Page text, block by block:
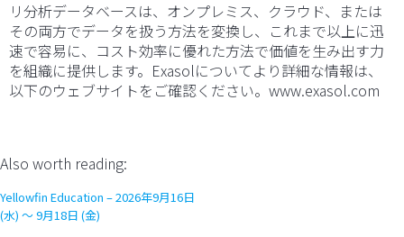
リ分析データベースは、オンプレミス、クラウド、または
その両方でデータを扱う方法を変換し、これまで以上に迅
速で容易に、コスト効率に優れた方法で価値を生み出す力
を組織に提供します。Exasolについてより詳細な情報は、
以下のウェブサイトをご確認ください。www.exasol.com
Also worth reading:
Yellowfin Education – 2026年9月16日
(水) 〜 9月18日 (金)